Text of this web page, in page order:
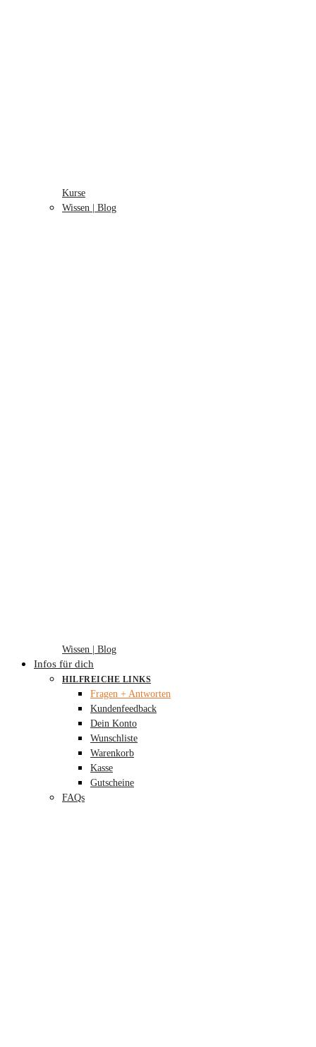
Kurse
Wissen | Blog
Wissen | Blog
Infos für dich
HILFREICHE LINKS
Fragen + Antworten
Kundenfeedback
Dein Konto
Wunschliste
Warenkorb
Kasse
Gutscheine
FAQs